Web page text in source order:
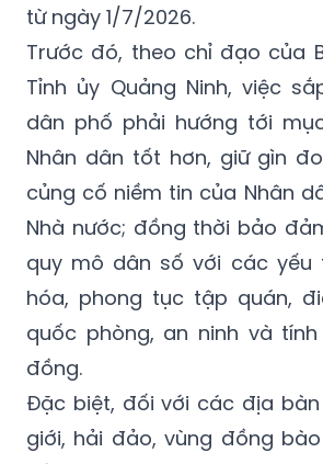
từ ngày 1/7/2026.
Trước đó, theo chỉ đạo của
Tỉnh ủy Quảng Ninh, việc
dân phố phải hướng tới
Nhân dân tốt hơn, giữ gìn
củng cố niềm tin của Nhân
Nhà nước; đồng thời bảo
quy mô dân số với các yếu
hóa, phong tục tập quán,
quốc phòng, an ninh và
đồng.
Đặc biệt, đối với các địa bàn
giới, hải đảo, vùng đồng